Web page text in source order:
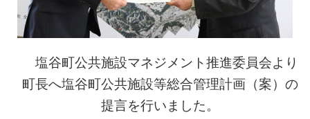
塩谷町公共施設マネジメント推進委員会より
町長へ塩谷町公共施設等総合管理計画（案）の
提言を行いました。